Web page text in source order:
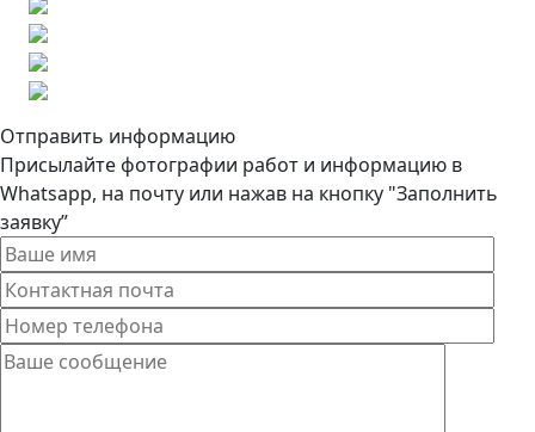
Отправить информацию
Присылайте фотографии работ и информацию в
Whatsapp, на почту или нажав на кнопку "Заполнить
заявку”